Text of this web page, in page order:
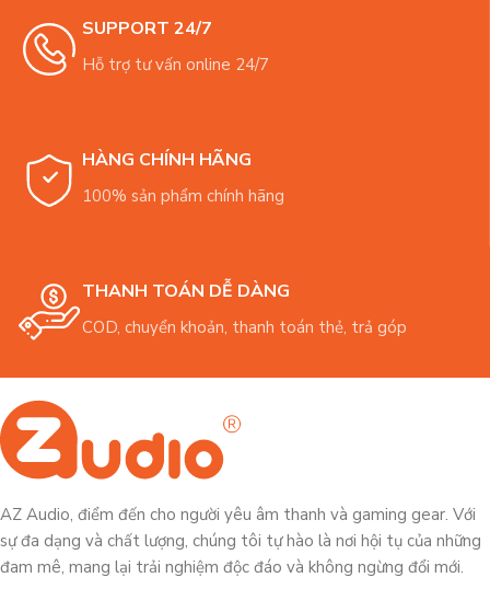
SUPPORT 24/7
Hỗ trợ tư vấn online 24/7
HÀNG CHÍNH HÃNG
100% sản phẩm chính hãng
THANH TOÁN DỄ DÀNG
COD, chuyển khoản, thanh toán thẻ, trả góp
AZ Audio, điểm đến cho người yêu âm thanh và gaming gear. Với
sự đa dạng và chất lượng, chúng tôi tự hào là nơi hội tụ của những
đam mê, mang lại trải nghiệm độc đáo và không ngừng đổi mới.